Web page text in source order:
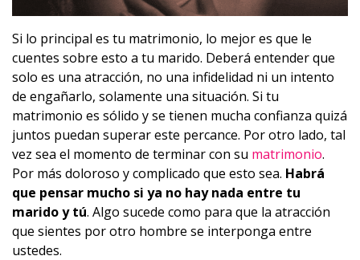
Si lo principal es tu matrimonio, lo mejor es que le
cuentes sobre esto a tu marido. Deberá entender que
solo es una atracción, no una infidelidad ni un intento
de engañarlo, solamente una situación. Si tu
matrimonio es sólido y se tienen mucha confianza quizá
juntos puedan superar este percance. Por otro lado, tal
vez sea el momento de terminar con su matrimonio.
Por más doloroso y complicado que esto sea. Habrá
que pensar mucho si ya no hay nada entre tu
marido y tú. Algo sucede como para que la atracción
que sientes por otro hombre se interponga entre
ustedes.